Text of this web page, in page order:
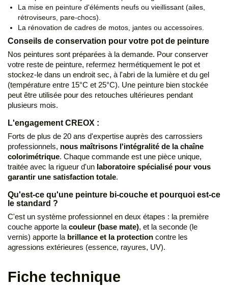
La mise en peinture d'éléments neufs ou vieillissant (ailes,
rétroviseurs, pare-chocs).
La rénovation de cadres de motos, jantes ou accessoires.
Conseils de conservation pour votre pot de peinture
Nos peintures sont préparées à la demande. Pour conserver
votre reste de peinture, refermez hermétiquement le pot et
stockez-le dans un endroit sec, à l'abri de la lumière et du gel
(température entre 15°C et 25°C). Une peinture bien stockée
peut être utilisée pour des retouches ultérieures pendant
plusieurs mois.
L'engagement CREOX :
Forts de plus de 20 ans d'expertise auprès des carrossiers
professionnels, nous maîtrisons l'intégralité de la chaîne
colorimétrique. Chaque commande est une pièce unique,
traitée avec la rigueur d'un laboratoire spécialisé pour vous
garantir une satisfaction totale.
Qu'est-ce qu'une peinture bi-couche et pourquoi est-ce
le standard ?
C'est un système professionnel en deux étapes : la première
couche apporte lacouleur (base mate), et la seconde (le
vernis) apporte la brillance et la protection contre les
agressions extérieures (essence, rayures, UV).
Fiche technique